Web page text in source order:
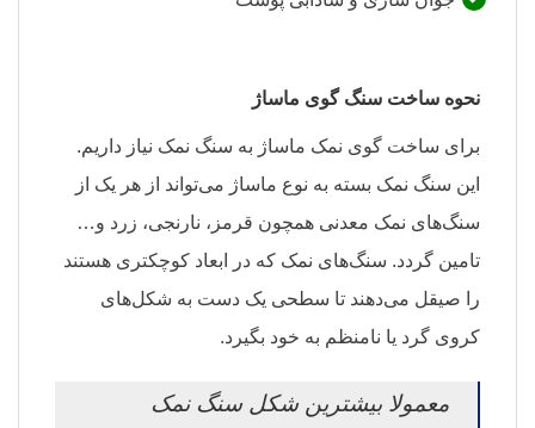
نحوه ساخت سنگ گوی ماساژ
برای ساخت گوی نمک ماساژ به سنگ نمک نیاز داریم.
این سنگ نمک بسته به نوع ماساژ می‌تواند از هر یک از
سنگ‌های نمک معدنی همچون قرمز، نارنجی، زرد و…
تامین گردد. سنگ‌های نمک که در ابعاد کوچکتری هستند
را صیقل می‌دهند تا سطحی یک دست به شکل‌های
کروی گرد یا نامنظم به خود بگیرد.
معمولا بیشترین شکل سنگ نمک